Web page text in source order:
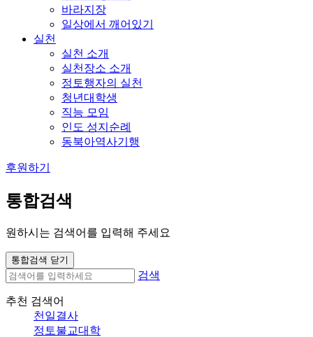
바라지장
일상에서 깨어있기
실천
실천 소개
실천장소 소개
정토행자의 실천
청년대학생
직능 모임
인도 성지순례
동북아역사기행
후원하기
통합검색
원하시는 검색어를 입력해 주세요
통합검색 닫기
검색
추천 검색어
천일결사
정토불교대학